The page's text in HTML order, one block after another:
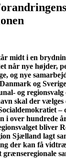
midt i en
når nye højder,
og nye
og
og regionsvalg
skal der vælges
–
i over hundrede
bliver
Sjælland lagt
der kan få
grænseregionale